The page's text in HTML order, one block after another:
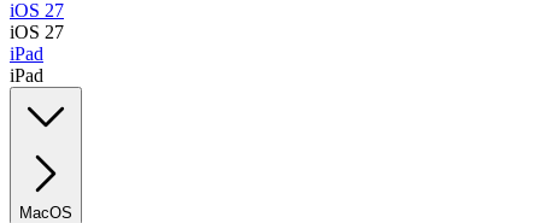
iOS 27
iOS 27
iPad
iPad
MacOS